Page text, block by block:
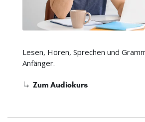
Lesen, Hören, Sprechen und
Anfänger.
Zum Audiokurs